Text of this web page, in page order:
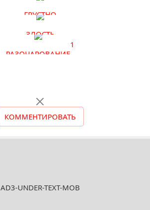
ГРУСТНО
ЗЛОСТЬ
РАЗОЧАРОВАНИЕ
1
КОММЕНТИРОВАТЬ
AD3-UNDER-TEXT-MOB